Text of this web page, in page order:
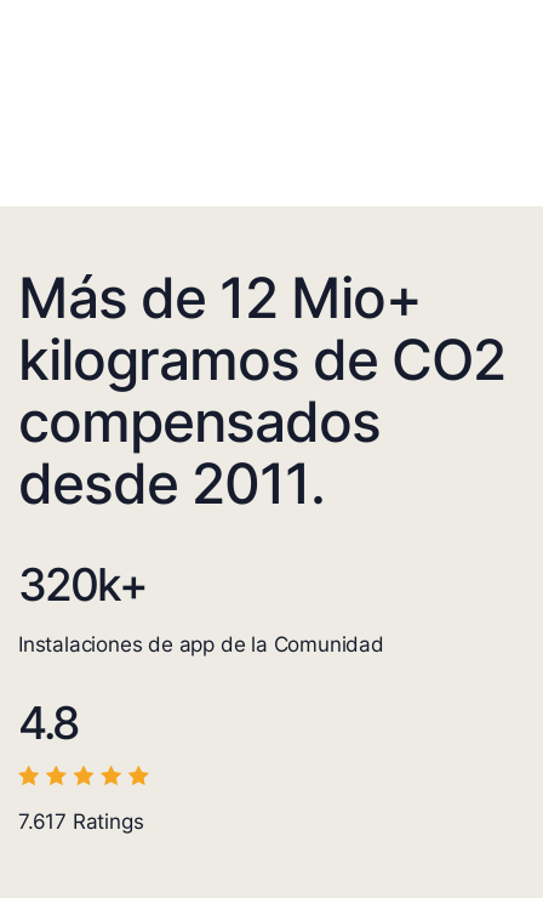
Más de 12 Mio+
kilogramos de CO2
compensados
desde 2011.
320k+
Instalaciones de app de la Comunidad
4.8
7.617 Ratings